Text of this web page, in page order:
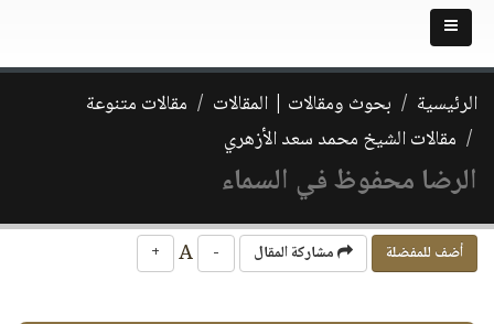
الرئيسية بحوث ومقالات | المقالات
مقالات متنوعة
مقالات الشيخ محمد سعد الأزهري
الرضا محفوظ في السماء
أضف للمفضلة مشاركة المقال -
+